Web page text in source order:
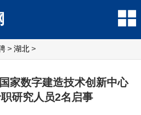
> 湖北 >
家数字建造技术创新中心
研究人员2名启事